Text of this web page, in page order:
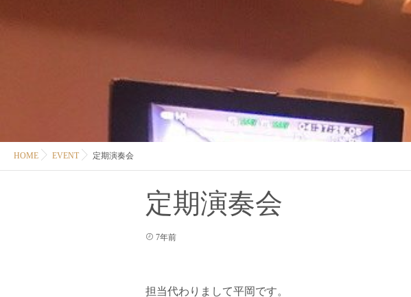
HOME EVENT 定期演奏会
定期演奏会
7年前
担当代わりまして平岡です。